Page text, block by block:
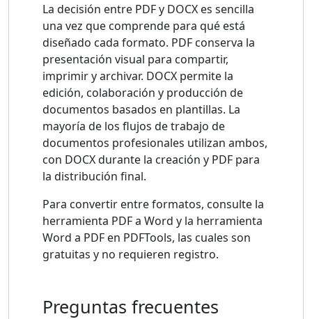
La decisión entre PDF y DOCX es sencilla
una vez que comprende para qué está
diseñado cada formato. PDF conserva la
presentación visual para compartir,
imprimir y archivar. DOCX permite la
edición, colaboración y producción de
documentos basados ​​en plantillas. La
mayoría de los flujos de trabajo de
documentos profesionales utilizan ambos,
con DOCX durante la creación y PDF para
la distribución final.
Para convertir entre formatos, consulte la
herramienta PDF a Word y la herramienta
Word a PDF en PDFTools, las cuales son
gratuitas y no requieren registro.
Preguntas frecuentes